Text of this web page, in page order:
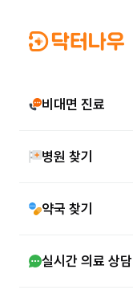
비대면 진료
병원 찾기
약국 찾기
실시간 의료 상담